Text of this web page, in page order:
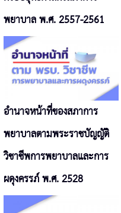
พยาบาล พ.ศ. 2557-2561
อำนาจหน้าที่ของสภาการ
พยาบาลตามพระราชบัญญัติ
วิชาชีพการพยาบาลและการ
ผดุงครรภ์ พ.ศ. 2528